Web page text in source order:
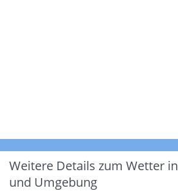
Weitere Details zum Wetter
und Umgebung